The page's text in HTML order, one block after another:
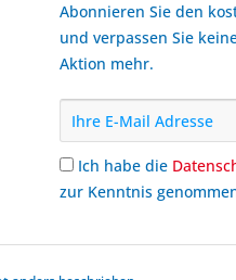
Abonnieren Sie den
und verpassen Sie
Aktion mehr.
Ich habe die
zur Kenntnis